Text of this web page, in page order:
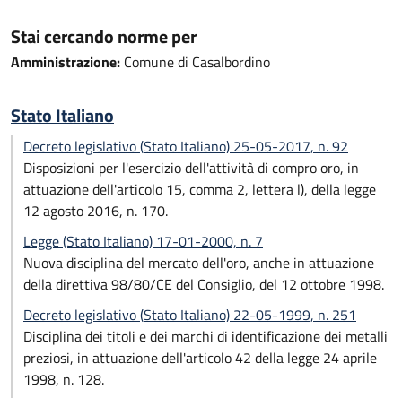
Stai cercando norme per
Amministrazione: Comune di Casalbordino
Stato Italiano
Decreto legislativo (Stato Italiano) 25-05-2017, n. 92
Disposizioni per l'esercizio dell'attività di compro oro, in
attuazione dell'articolo 15, comma 2, lettera l), della legge
12 agosto 2016, n. 170.
Legge (Stato Italiano) 17-01-2000, n. 7
Nuova disciplina del mercato dell'oro, anche in attuazione
della direttiva 98/80/CE del Consiglio, del 12 ottobre 1998.
Decreto legislativo (Stato Italiano) 22-05-1999, n. 251
Disciplina dei titoli e dei marchi di identificazione dei metalli
preziosi, in attuazione dell'articolo 42 della legge 24 aprile
1998, n. 128.